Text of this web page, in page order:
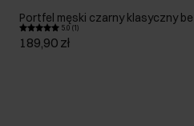
Portfel męski czarny klasyczny
5.0 (1)
189,90 zł